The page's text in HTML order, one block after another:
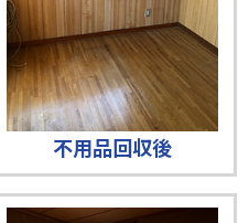
不用品回収後